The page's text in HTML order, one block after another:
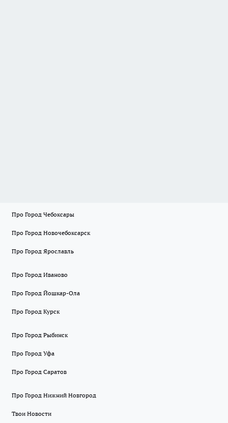
Про Город Чебоксары
Про Город Новочебоксарск
Про Город Ярославль
Про Город Иваново
Про Город Йошкар-Ола
Про Город Курск
Про Город Рыбинск
Про Город Уфа
Про Город Саратов
Про Город Нижний Новгород
Твои Новости